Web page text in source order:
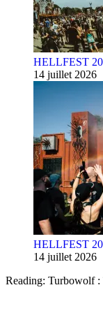
HELLFEST
14 juillet 2026
HELLFEST
14 juillet 2026
Reading: Turbowolf :